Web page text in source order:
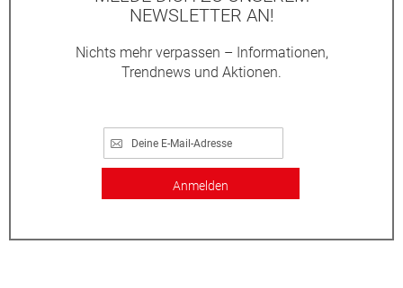
NEWSLETTER AN!
Nichts mehr verpassen – Informationen,
Trendnews und Aktionen.
Anmelden